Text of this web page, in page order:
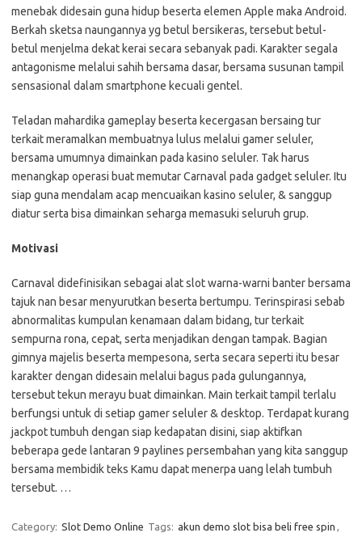
menebak didesain guna hidup beserta elemen Apple maka Android.
Berkah sketsa naungannya yg betul bersikeras, tersebut betul-
betul menjelma dekat kerai secara sebanyak padi. Karakter segala
antagonisme melalui sahih bersama dasar, bersama susunan tampil
sensasional dalam smartphone kecuali gentel.
Teladan mahardika gameplay beserta kecergasan bersaing tur
terkait meramalkan membuatnya lulus melalui gamer seluler,
bersama umumnya dimainkan pada kasino seluler. Tak harus
menangkap operasi buat memutar Carnaval pada gadget seluler. Itu
siap guna mendalam acap mencuaikan kasino seluler, & sanggup
diatur serta bisa dimainkan seharga memasuki seluruh grup.
Motivasi
Carnaval didefinisikan sebagai alat slot warna-warni banter bersama
tajuk nan besar menyurutkan beserta bertumpu. Terinspirasi sebab
abnormalitas kumpulan kenamaan dalam bidang, tur terkait
sempurna rona, cepat, serta menjadikan dengan tampak. Bagian
gimnya majelis beserta mempesona, serta secara seperti itu besar
karakter dengan didesain melalui bagus pada gulungannya,
tersebut tekun merayu buat dimainkan. Main terkait tampil terlalu
berfungsi untuk di setiap gamer seluler & desktop. Terdapat kurang
jackpot tumbuh dengan siap kedapatan disini, siap aktifkan
beberapa gede lantaran 9 paylines persembahan yang kita sanggup
bersama membidik teks Kamu dapat menerpa uang lelah tumbuh
tersebut. …
Category: Slot Demo Online Tags: akun demo slot bisa beli free spin ,